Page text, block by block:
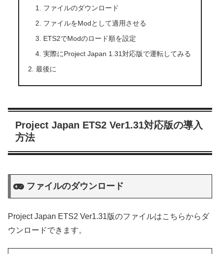
ファイルのダウンロード
ファイルをModとして適用させる
ETS2でModのロード順を設定
実際にProject Japan 1.31対応版で運転してみる
最後に
Project Japan ETS2 Ver1.31対応版の導入
方法
ファイルのダウンロード
Project Japan ETS2 Ver1.31版のファイルはこちらからダ
ウンロードできます。